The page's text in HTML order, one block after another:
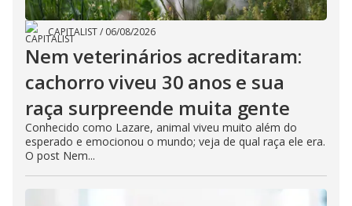
CAPITALIST/ 06/08/2026
Nem veterinários acreditaram:
cachorro viveu 30 anos e sua
raça surpreende muita gente
Conhecido como Lazare, animal viveu muito além do
esperado e emocionou o mundo; veja de qual raça ele era.
O post Nem...